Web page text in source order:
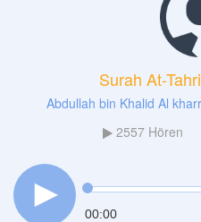
Surah At-
Abdullah bin Khalid Al
2557Hören
00:00